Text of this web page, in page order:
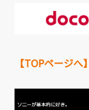
【TOPページへ】